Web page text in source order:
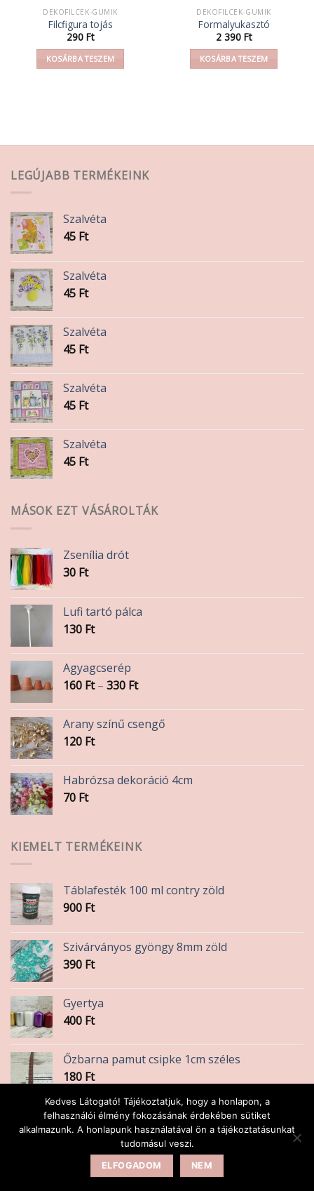
DEKOFILCEK-GUMIK
Filcfigura tojás
290 Ft
KOSÁRBA TESZEM
DEKOFILCEK-GUMIK
Formalyukasztó
2 390 Ft
KOSÁRBA TESZEM
LEGÚJABB TERMÉKEINK
Szalvéta
45 Ft
Szalvéta
45 Ft
Szalvéta
45 Ft
Szalvéta
45 Ft
Szalvéta
45 Ft
MÁSOK EZT VÁSÁROLTÁK
Zsenília drót
30 Ft
Lufi tartó pálca
130 Ft
Agyagcserép
160 Ft – 330 FtÁrtartomány:
-
330 Ft
Arany színű csengő
120 Ft
Habrózsa dekoráció 4cm
70 Ft
KIEMELT TERMÉKEINK
Táblafesték 100 ml contry zöld
900 Ft
Szivárványos gyöngy 8mm zöld
390 Ft
Gyertya
400 Ft
Őzbarna pamut csipke 1cm széles
180 Ft
Szalvéta
45Ft
Kedves Látogató! Tájékoztatjuk, hogy a honlapon, a
felhasználói élmény fokozásának érdekében sütiket
alkalmazunk. A honlapunk használatával ön a tájékoztatásunkat
tudomásul veszi.
ELFOGADOM NEM